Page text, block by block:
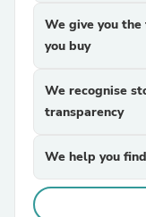
We give you
you buy
We recognise
transparency
We help you